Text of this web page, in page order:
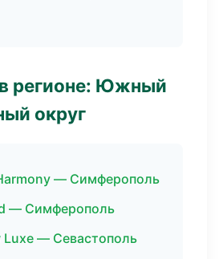
регионе: Южный
округ
— Симферополь
— Симферополь
Luxe — Севастополь